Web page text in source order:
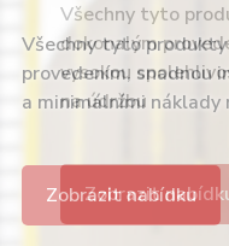
Všechny tyto
dokonalým
vysokou
na údržbu
Zobrazit